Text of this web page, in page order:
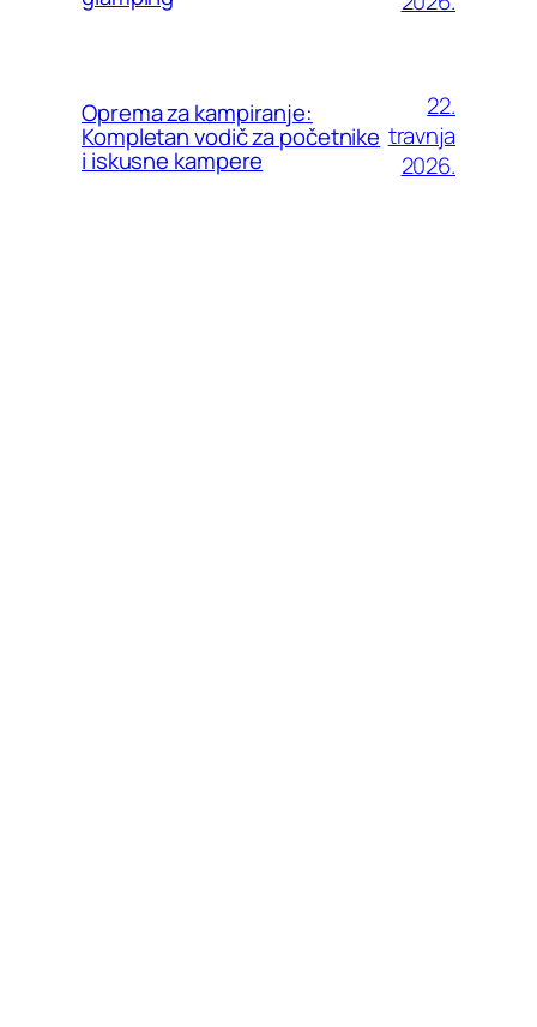
Oprema za kampiranje:
Kompletan vodič za početnike
i iskusne kampere
22.
travnja
2026.